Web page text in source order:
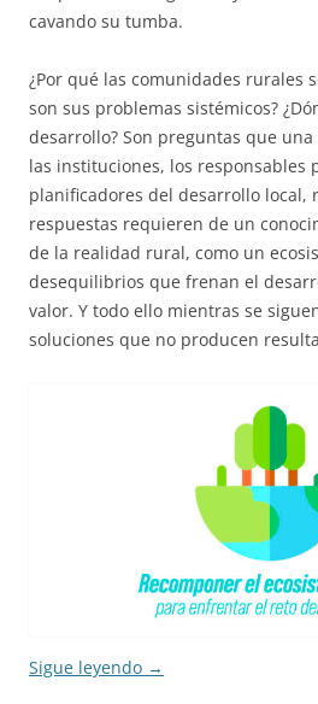
cavando su tumba.
¿Por qué las comunidades rurales
son sus problemas sistémicos?
desarrollo? Son preguntas que
las instituciones, los responsables
planificadores del desarrollo local,
respuestas requieren de un
de la realidad rural, como un
desequilibrios que frenan el
valor. Y todo ello mientras se
soluciones que no producen
Sigue leyendo →